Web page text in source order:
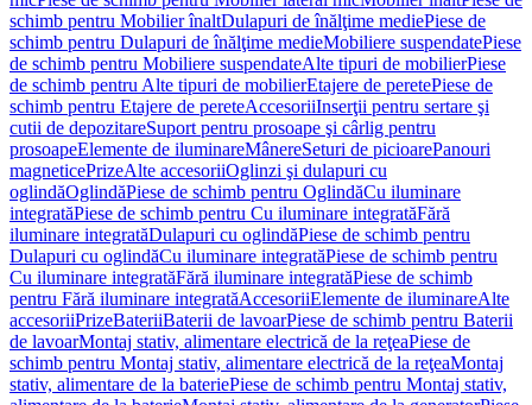
schimb pentru Mobilier înaltDulapuri de înălţime mediePiese de
schimb pentru Dulapuri de înălţime medieMobiliere suspendatePiese
de schimb pentru Mobiliere suspendateAlte tipuri de mobilierPiese
de schimb pentru Alte tipuri de mobilierEtajere de peretePiese de
schimb pentru Etajere de pereteAccesoriiInserţii pentru sertare şi
cutii de depozitareSuport pentru prosoape şi cârlig pentru
prosoapeElemente de iluminareMânereSeturi de picioarePanouri
magneticePrizeAlte accesoriiOglinzi şi dulapuri cu
oglindăOglindăPiese de schimb pentru OglindăCu iluminare
integratăPiese de schimb pentru Cu iluminare integratăFără
iluminare integratăDulapuri cu oglindăPiese de schimb pentru
Dulapuri cu oglindăCu iluminare integratăPiese de schimb pentru
Cu iluminare integratăFără iluminare integratăPiese de schimb
pentru Fără iluminare integratăAccesoriiElemente de iluminareAlte
accesoriiPrizeBateriiBaterii de lavoarPiese de schimb pentru Baterii
de lavoarMontaj stativ, alimentare electrică de la reţeaPiese de
schimb pentru Montaj stativ, alimentare electrică de la reţeaMontaj
stativ, alimentare de la bateriePiese de schimb pentru Montaj stativ,